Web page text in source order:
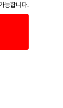
능합니다.